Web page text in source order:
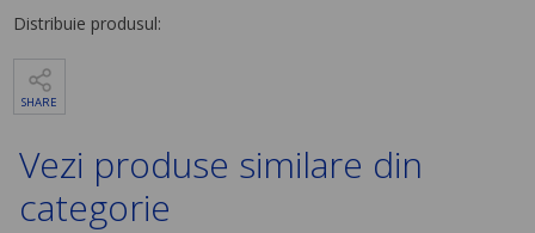
Distribuie produsul:
SHARE
Vezi produse similare din
categorie